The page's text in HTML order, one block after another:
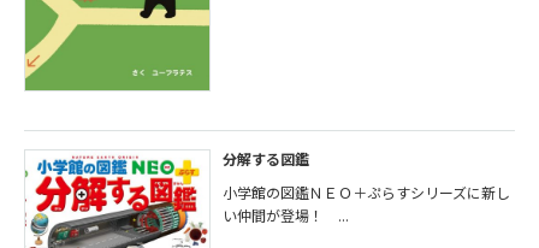
分解する図鑑
小学館の図鑑ＮＥＯ＋ぷらすシリーズに新し
い仲間が登場！ ...